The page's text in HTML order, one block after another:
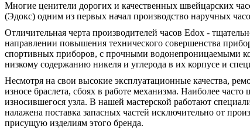
Многие ценители дорогих и качественных швейцарских
(Эдокс) одним из первых начал производство наручных
Отличительная черта производителей часов Edox -
направлении повышения технического совершенства
спортивных приборов, с прочными водонепроницаемыми
низкому содержанию никеля и углерода в их корпусе и
Несмотря на свои высокие эксплуатационные качества,
износе браслета, сбоях в работе механизма. Наиболее
износившегося узла. В нашей мастерской работают
налажена поставка запасных частей исключительно от
присущую изделиям этого бренда.